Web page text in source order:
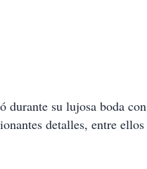
durante su lujosa boda con
detalles, entre ellos